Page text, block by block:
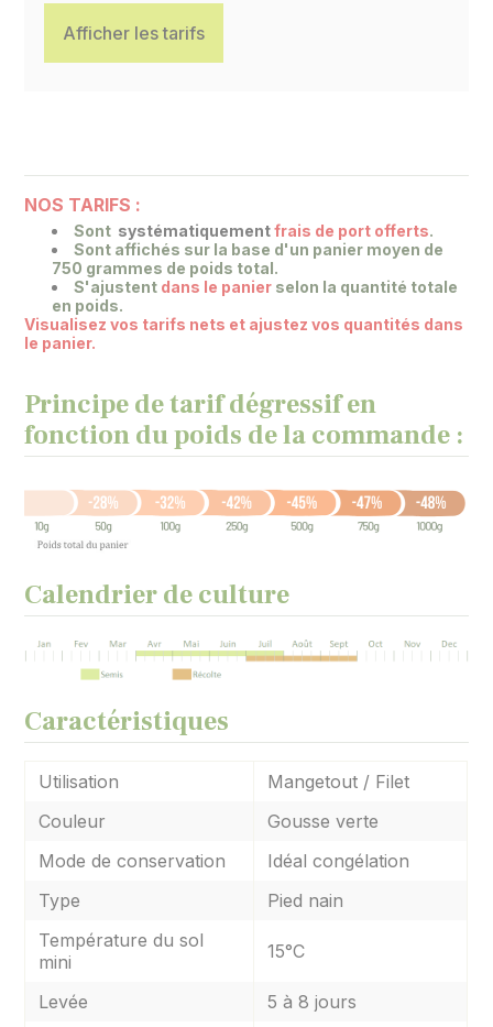
Afficher les tarifs
NOS TARIFS :
Sont systématiquementfrais de port offerts.
Sont affichés sur la base d'un panier moyen de
750 grammes de poids total.
S'ajustent dans le panier selon la quantité totale
en poids.
Visualisez vos tarifs nets et ajustez vos quantités dans
le panier.
Principe de tarif dégressif en
fonction du poids de la commande :
Calendrier de culture
Caractéristiques
Utilisation
Mangetout / Filet
Couleur
Gousse verte
Mode de conservation
Idéal congélation
Type
Pied nain
Température du sol
mini
15°C
Levée
5 à 8 jours